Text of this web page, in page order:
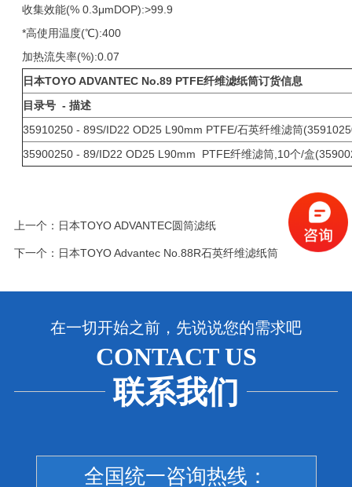
收集效能(% 0.3μmDOP):>99.9
*高使用温度(℃):400
加热流失率(%):0.07
日本TOYO ADVANTEC No.89 PTFE纤维滤纸筒订货信息
目录号 - 描述
35910250 - 89S/ID22 OD25 L90mm PTFE/石英纤维滤筒
35900250 - 89/ID22 OD25 L90mm PTFE纤维滤筒,10个/盒
上一个： 日本TOYO ADVANTEC圆筒滤纸
下一个： 日本TOYO Advantec No.88R石英纤维滤纸筒
在一切开始之前，先说说您的需求吧
CONTACT US
联系我们
全国统一咨询热线：